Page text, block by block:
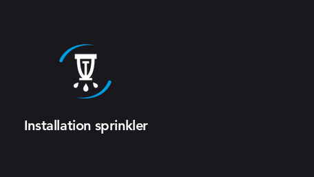
Installation sprinkler